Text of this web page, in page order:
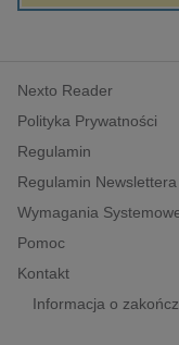
komputery,
polityka,
inne
popularno-
historia
Nexto Reader
Polityka Prywatności
Regulamin
Regulamin Newslettera
Wymagania
Pomoc
Kontakt
Informacja o